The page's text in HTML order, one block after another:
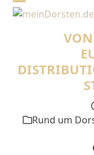
SkipOpen
Close
Rund um